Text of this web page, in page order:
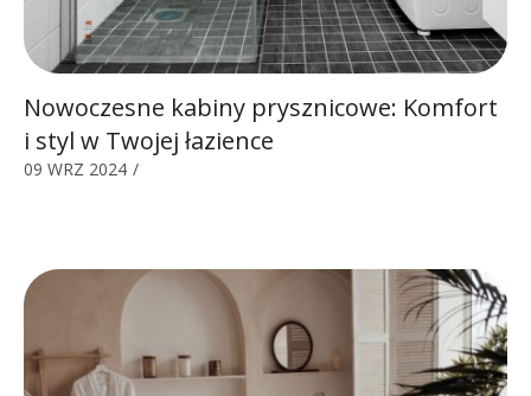
Nowoczesne kabiny prysznicowe: Komfort
i styl w Twojej łazience
09 WRZ 2024 /